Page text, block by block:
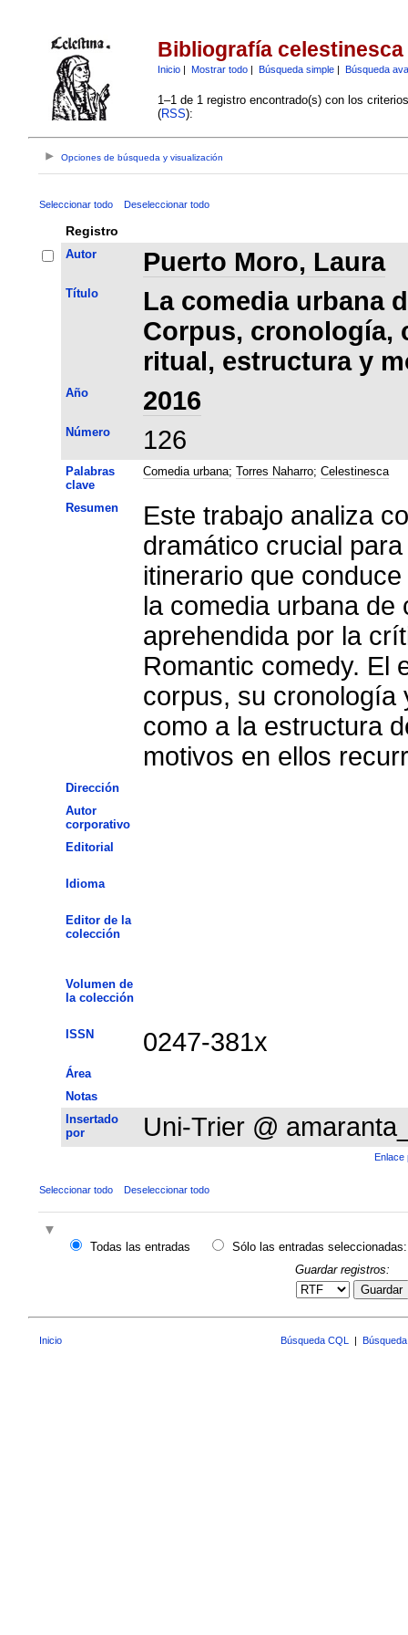
Bibliografía celestinesca
Inicio| Mostrar todo| Búsqueda simple| Búsqueda
1–1 de 1 registro encontrado(s) con los
(RSS):
Opciones de búsqueda y visualización
Seleccionar todo Deseleccionar todo
Registro
Autor Puerto Moro, Laura
Título
La comedia urbana
Corpus, cronología,
ritual, estructura y
Año 2016
Número 126
Palabras
clave
Comedia urbana; Torres Naharro; Celestinesca
Resumen
Este trabajo analiza
dramático crucial
itinerario que
la comedia urbana
aprehendida por la
Romantic comedy. El
corpus, su cronología
como a la estructura
motivos en ellos
Dirección
Autor
corporativo
Editorial
Idioma
Editor de la
colección
Volumen de
la colección
ISSN 0247-381x
Área
Notas
Insertado
por
Uni-Trier @
Enlace
Seleccionar todo Deseleccionar todo
Todas las entradas
Sólo las entradas seleccionadas:
Guardar registros:
Guardar
Inicio Búsqueda CQL